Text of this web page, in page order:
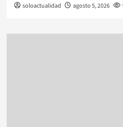
soloactualidad agosto 5, 2026